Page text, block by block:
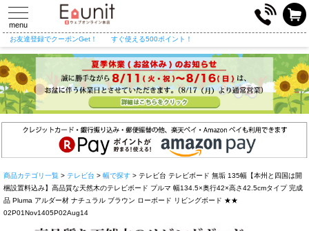
toggle
navigation
menu
お友達登録でクーポンGet！ すぐ使える500ポイント！
商品カテゴリ一覧 > テレビ台 > 幅で探す > テレビ台 テレビボード 無垢 135幅【本州と四国は開
梱設置料込み】高品質な天然木のテレビボード プルマ 幅134.5×奥行42×高さ42.5cmタイプ 完成
品 Pluma アルダー材 ナチュラル ブラウン ローボード リビングボード ★★
02P01Nov1405P02Aug14